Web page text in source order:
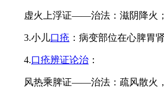
虚火上浮证——治法：滋阴降火
3.小儿口疮 ：病变部位在心脾胃肾
4.口疮辨证论治 ：
风热乘脾证——治法：疏风散火